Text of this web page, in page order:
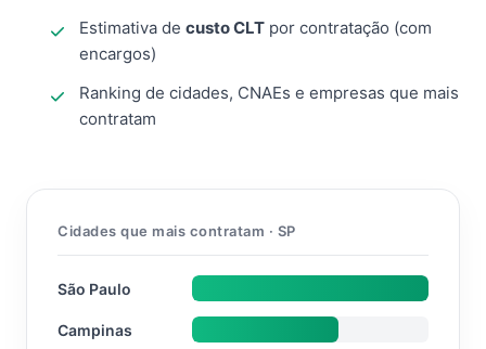
Estimativa de custo CLT por contratação (com
encargos)
Ranking de cidades, CNAEs e empresas que mais
contratam
Cidades que mais contratam · SP
São Paulo
Campinas